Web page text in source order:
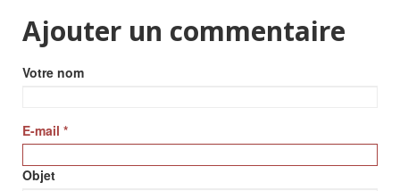
Ajouter un commentaire
Votre nom
E-mail *
Objet